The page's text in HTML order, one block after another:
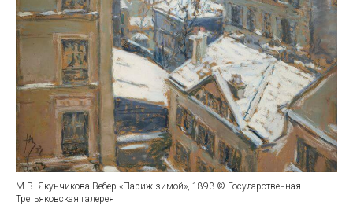
М.В. Якунчикова-Вебер «Париж зимой», 1893 © Государственная
Третьяковская галерея